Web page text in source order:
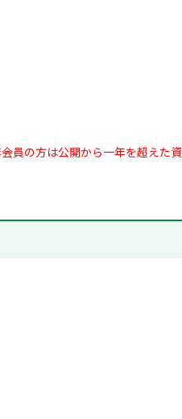
員の方は公開から一年を超えた